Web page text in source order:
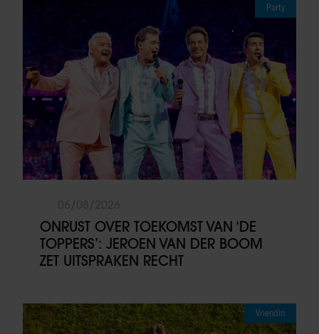
Party
ONRUST OVER TOEKOMST VAN ‘DE
TOPPERS’: JEROEN VAN DER BOOM
ZET UITSPRAKEN RECHT
Vriendin